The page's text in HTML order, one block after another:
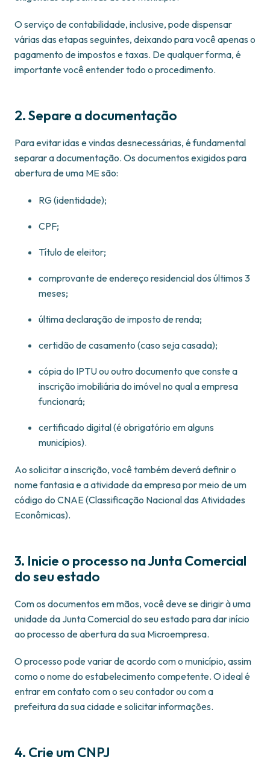
O serviço de contabilidade, inclusive, pode dispensar
várias das etapas seguintes, deixando para você apenas o
pagamento de impostos e taxas. De qualquer forma, é
importante você entender todo o procedimento.
2. Separe a documentação
Para evitar idas e vindas desnecessárias, é fundamental
separar a documentação. Os documentos exigidos para
abertura de uma ME são:
RG (identidade);
CPF;
Título de eleitor;
comprovante de endereço residencial dos últimos 3
meses;
última declaração de imposto de renda;
certidão de casamento (caso seja casada);
cópia do IPTU ou outro documento que conste a
inscrição imobiliária do imóvel no qual a empresa
funcionará;
certificado digital (é obrigatório em alguns
municípios).
Ao solicitar a inscrição, você também deverá definir o
nome fantasia e a atividade da empresa por meio de um
código do CNAE (Classificação Nacional das Atividades
Econômicas).
3. Inicie o processo na Junta Comercial
do seu estado
Com os documentos em mãos, você deve se dirigir à uma
unidade da Junta Comercial do seu estado para dar início
ao processo de abertura da sua Microempresa.
O processo pode variar de acordo com o município, assim
como o nome do estabelecimento competente. O ideal é
entrar em contato com o seu contador ou com a
prefeitura da sua cidade e solicitar informações.
4. Crie um CNPJ